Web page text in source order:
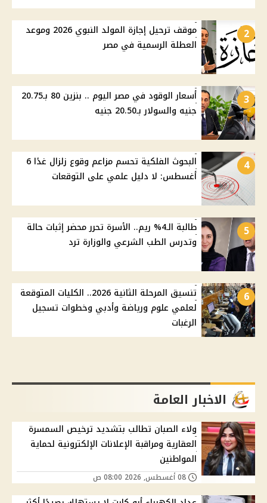
2
موقف ترحيل إجازة المولد النبوي 2026 وموعد
العطلة الرسمية في مصر
3
أسعار الوقود في مصر اليوم .. بنزين 80 بـ20.75
جنيه والسولار بـ20.50 جنيه
4
البحوث الفلكية تحسم مزاعم وقوع زلزال غدًا 6
أغسطس: لا دليل علمي على التوقعات
5
طالبة الـ4% ريم.. الأسرة تحرر محضر إثبات حالة
وتدرس الطب الشرعي والوزارة ترد
6
تنسيق المرحلة الثانية 2026.. الكليات المتوقعة
لعلمي علوم ورياضة وأدبي وخطوات تسجيل
الرغبات
الاخبار العامة
ولاء الصبان تطالب بتشديد ترخيص السمسرة
العقارية ومراقبة الإعلانات الإلكترونية لحماية
المواطنين